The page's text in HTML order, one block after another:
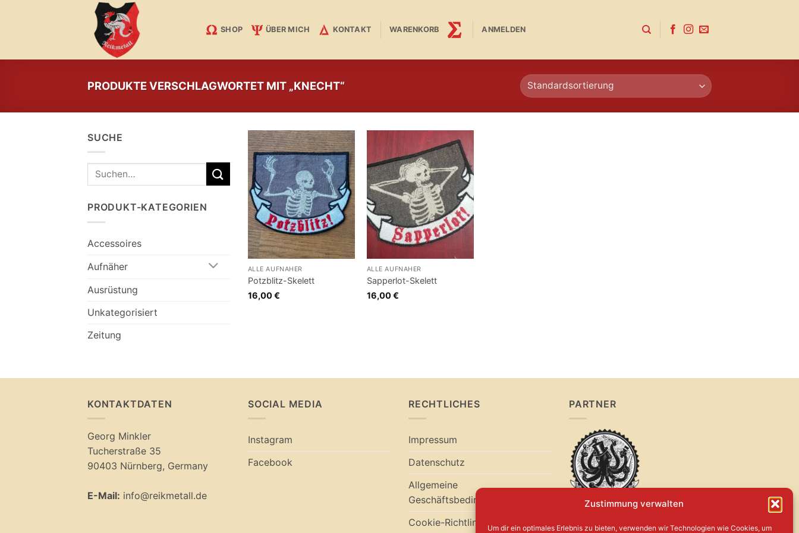
Zustimmung verwalten
Um dir ein optimales Erlebnis zu bieten, verwenden wir Technologien wie Cookies, um
SHOP ÜBER MICH KONTAKT WARENKORB ANMELDEN
PRODUKTE VERSCHLAGWORTET MIT „KNECHT“
SUCHE
Suchen
nach:
PRODUKT-KATEGORIEN
Accessoires
Aufnäher
Ausrüstung
Unkategorisiert
Zeitung
ALLE AUFNÄHER
Potzblitz-Skelett
16,00€
ALLE AUFNÄHER
Sapperlot-Skelett
16,00€
KONTAKTDATEN
Georg Minkler
Tucherstraße 35
90403 Nürnberg, Germany
E-Mail: info@reikmetall.de
SOCIAL MEDIA
Instagram
Facebook
RECHTLICHES
Impressum
Datenschutz
Allgemeine
Geschäftsbedingungen
Cookie-Richtlinie (EU)
PARTNER